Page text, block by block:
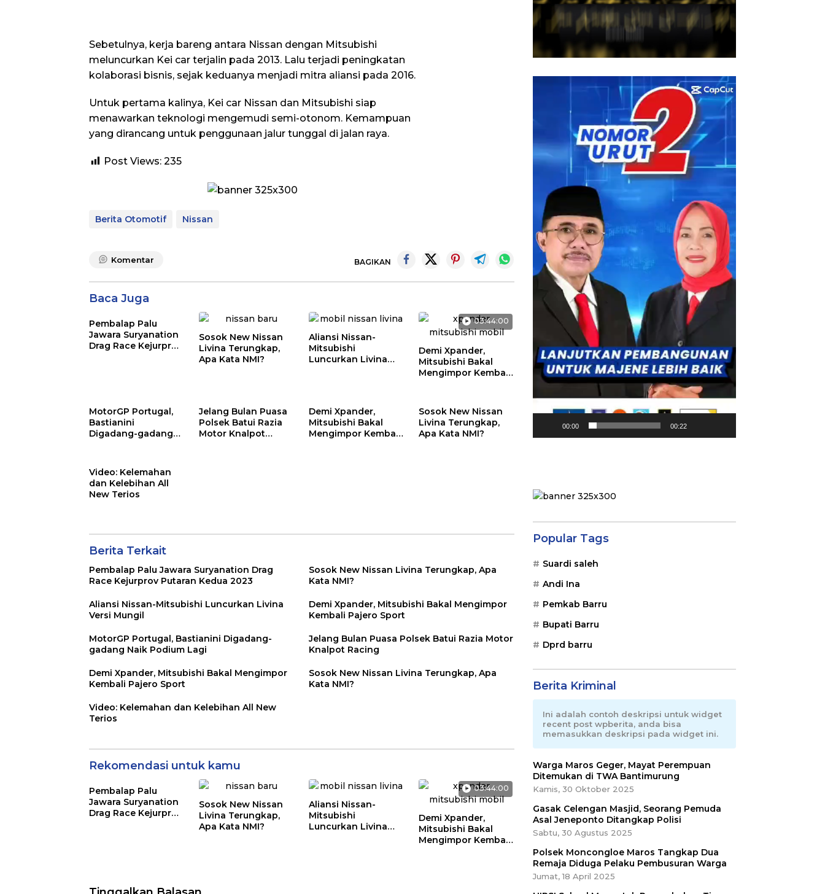
Sebetulnya, kerja bareng antara Nissan dengan Mitsubishi
meluncurkan Kei car terjalin pada 2013. Lalu terjadi peningkatan
kolaborasi bisnis, sejak keduanya menjadi mitra aliansi pada 2016.
Untuk pertama kalinya, Kei car Nissan dan Mitsubishi siap
menawarkan teknologi mengemudi semi-otonom. Kemampuan
yang dirancang untuk penggunaan jalur tunggal di jalan raya.
Post Views: 235
Berita Otomotif Nissan
Komentar BAGIKAN
Baca Juga
Pembalap Palu
Jawara Suryanation
Drag Race Kejurprov
Sosok New Nissan
Livina Terungkap,
Apa Kata NMI?
Aliansi Nissan-
Mitsubishi
Luncurkan Livina
03:44:00
Demi Xpander,
Mitsubishi Bakal
Mengimpor Kembali
MotorGP Portugal,
Bastianini
Digadang-gadang
Jelang Bulan Puasa
Polsek Batui Razia
Motor Knalpot
Demi Xpander,
Mitsubishi Bakal
Mengimpor Kembali
Sosok New Nissan
Livina Terungkap,
Apa Kata NMI?
Video: Kelemahan
dan Kelebihan All
New Terios
Berita Terkait
Pembalap Palu Jawara Suryanation Drag
Race Kejurprov Putaran Kedua 2023
Sosok New Nissan Livina Terungkap, Apa
Kata NMI?
Aliansi Nissan-Mitsubishi Luncurkan Livina
Versi Mungil
Demi Xpander, Mitsubishi Bakal Mengimpor
Kembali Pajero Sport
MotorGP Portugal, Bastianini Digadang-
gadang Naik Podium Lagi
Jelang Bulan Puasa Polsek Batui Razia Motor
Knalpot Racing
Demi Xpander, Mitsubishi Bakal Mengimpor
Kembali Pajero Sport
Sosok New Nissan Livina Terungkap, Apa
Kata NMI?
Video: Kelemahan dan Kelebihan All New
Terios
Rekomendasi untuk kamu
Pembalap Palu
Jawara Suryanation
Drag Race Kejurprov
Sosok New Nissan
Livina Terungkap,
Apa Kata NMI?
Aliansi Nissan-
Mitsubishi
Luncurkan Livina
03:44:00
Demi Xpander,
Mitsubishi Bakal
Mengimpor Kembali
Pemutar
00:00 00:22
Popular Tags
Suardi saleh
Andi Ina
Pemkab Barru
Bupati Barru
Dprd barru
Berita Kriminal
Ini adalah contoh deskripsi untuk widget
recent post wpberita, anda bisa
memasukkan deskripsi pada widget ini.
Warga Maros Geger, Mayat Perempuan
Ditemukan di TWA Bantimurung
Kamis, 30 Oktober 2025
Gasak Celengan Masjid, Seorang Pemuda
Asal Jeneponto Ditangkap Polisi
Sabtu, 30 Agustus 2025
Polsek Moncongloe Maros Tangkap Dua
Remaja Diduga Pelaku Pembusuran Warga
Jumat, 18 April 2025